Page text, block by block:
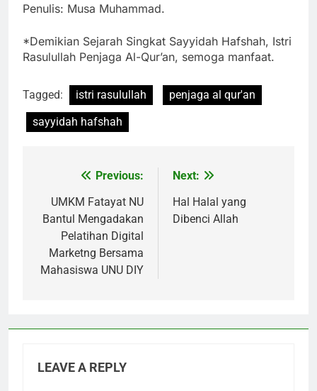
Penulis: Musa Muhammad.
*Demikian Sejarah Singkat Sayyidah Hafshah, Istri
Rasulullah Penjaga Al-Qur’an, semoga manfaat.
Tagged: istri rasulullah
penjaga al qur'an
sayyidah hafshah
navigation
Previous:
UMKM Fatayat NU
Bantul Mengadakan
Pelatihan Digital
Marketng Bersama
Mahasiswa UNU DIY
Next:
Hal Halal yang
Dibenci Allah
LEAVE A REPLY